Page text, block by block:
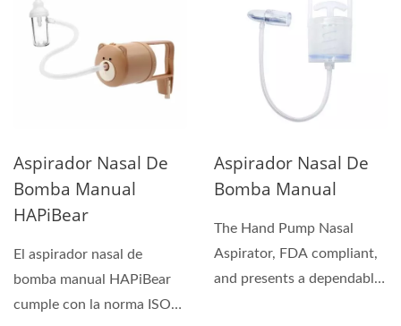
Aspirador Nasal De
Bomba Manual
HAPiBear
El aspirador nasal de
bomba manual HAPiBear
cumple con la norma ISO
Aspirador Nasal De
Bomba Manual
The Hand Pump Nasal
Aspirator, FDA compliant,
and presents a dependable